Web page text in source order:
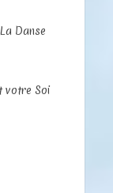
Danse
votre Soi